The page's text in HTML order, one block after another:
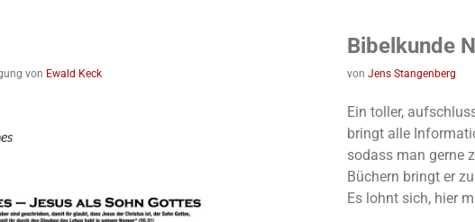
von Ewald Keck
Bibelkunde
von Jens Stangenberg
Ein toller,
bringt alle
sodass man gerne
Büchern bringt er
Es lohnt sich, hier